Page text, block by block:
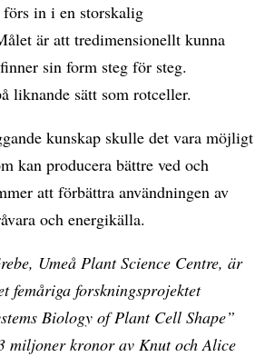
in i en storskalig
är att tredimensionellt kunna
sin form steg för steg.
liknande sätt som rotceller.
kunskap skulle det vara möjligt
kan producera bättre ved och
att förbättra användningen av
och energikälla.
Umeå Plant Science Centre, är
femåriga forskningsprojektet
Biology of Plant Cell Shape”
miljoner kronor av Knut och Alice